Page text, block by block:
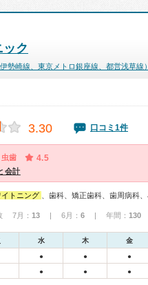
ク
勢崎線、東京メトロ銀座線、都営浅草線）
3.30 口コミ1件
歯 4.5
会計
イトニング 、歯科、矯正歯科、歯周病科
7月： 13 | 6月： 6 | 年間： 130
水 木 金
● ● ●
● ● ●